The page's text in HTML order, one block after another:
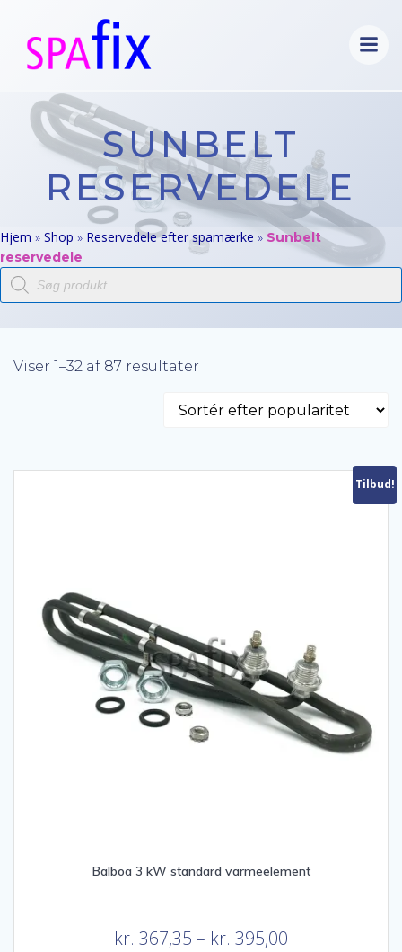
SUNBELT
RESERVEDELE
Hjem » Shop » Reservedele efter spamærke » Sunbelt
reservedele
Products
search
Viser 1–32 af 87 resultater
Tilbud!
Balboa 3 kW standard varmeelement
kr. 367,35 – kr. 395,00